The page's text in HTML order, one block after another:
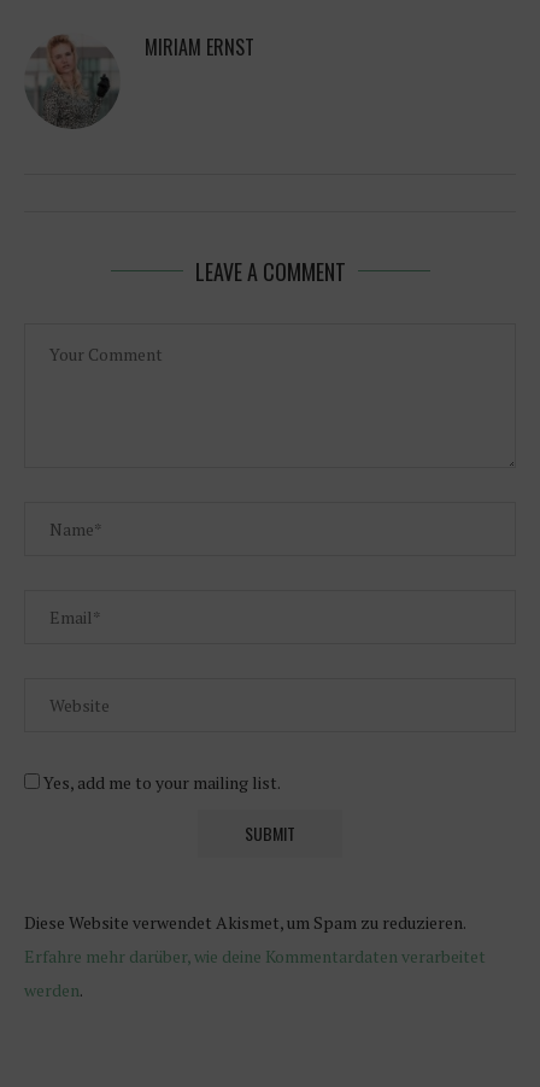
MIRIAM ERNST
LEAVE A COMMENT
Yes, add me to your mailing list.
Diese Website verwendet Akismet, um Spam zu reduzieren.
Erfahre mehr darüber, wie deine Kommentardaten verarbeitet
werden.